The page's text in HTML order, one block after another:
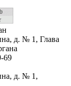
д. № 1, Глава
69
д. № 1,